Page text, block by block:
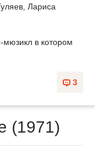
Лариса
в котором
3
(1971)